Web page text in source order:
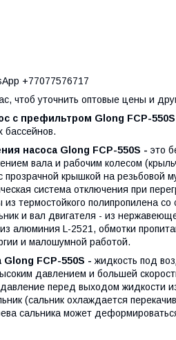
+77077576717
чтоб уточнить оптовые цены и
с префильтром Glong FCP-550S
бассейнов.
насоса Glong FCP-550S - это
вала и рабочим колесом
прозрачной крышкой на
система отключения при
термостойкого полипропилена со
и вал двигателя - из
алюминия L-2521, обмотки
и малошумной работой.
FCP-550S - жидкость под
давлением и большей
давление перед выходом жидкости
(сальник охлаждается
сальника может